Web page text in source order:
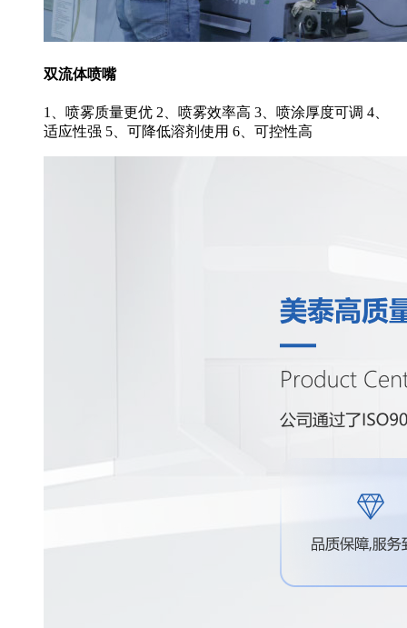
双流体喷嘴
1、喷雾质量更优 2、喷雾效率高 3、喷涂厚度可调 4、
适应性强 5、可降低溶剂使用 6、可控性高